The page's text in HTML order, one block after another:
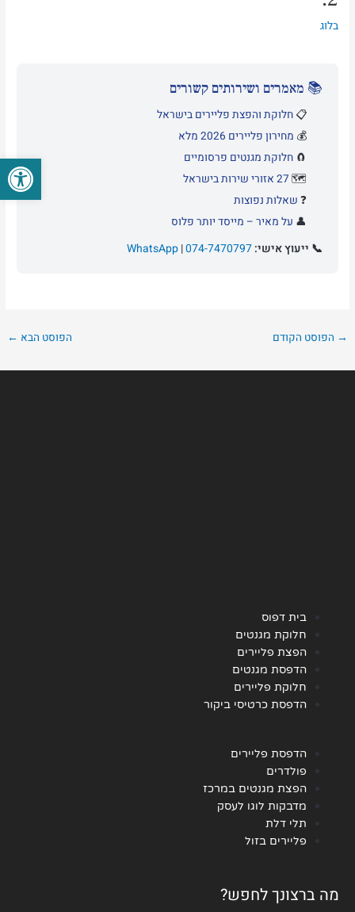
פתח
בלוג
📚 מאמרים ושירותים קשורים
📋חלוקת והפצת פליירים בישראל
💰 מחירון פליירים 2026 מלא
🧲חלוקת מגנטים פרסומיים
🗺️ 27 אזורי שירות בישראל
❓ שאלות נפוצות
👤 על מאיר – מייסד יותר פלוס
📞 ייעוץ אישי:074-7470797
|
WhatsApp
→ הפוסט הקודם הפוסט הבא ←
בית דפוס
חלוקת מגנטים
הפצת פליירים
הדפסת מגנטים
חלוקת פליירים
הדפסת כרטיסי ביקור
הדפסת פליירים
פולדרים
הפצת מגנטים במרכז
מדבקות לוגו לעסק
תלי דלת
פליירים בזול
מה ברצונך לחפש?